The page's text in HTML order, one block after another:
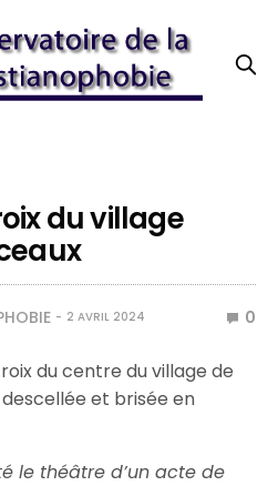
du village
2 AVRIL 2024 0
du centre du village de
et brisée en
le théâtre d’un acte de